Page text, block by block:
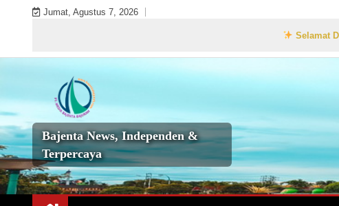
Jumat, Agustus 7, 2026
Selamat Datang di
Bajenta News, Independen &
Terpercaya